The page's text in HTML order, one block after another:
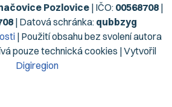
Pozlovice| IČO: 00568708|
| Datová schránka: qubbzyg
| Použití obsahu bez svolení autora
pouze technická cookies | Vytvořil
Digiregion